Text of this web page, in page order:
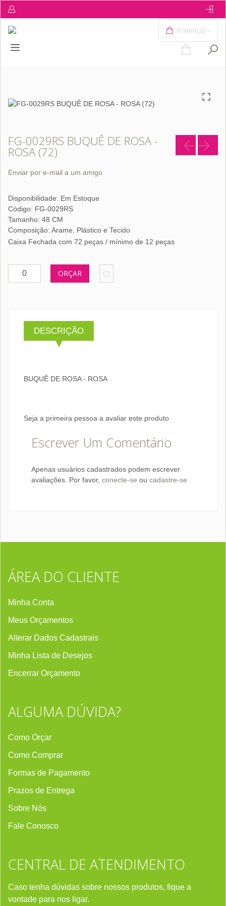
0 item(s) -
FG-0029RS BUQUÊ DE ROSA -
ROSA (72)
Enviar por e-mail a um amigo
Disponibilidade: Em Estoque
Código: FG-0029RS
Tamanho: 48 CM
Composição: Arame, Plástico e Tecido
Caixa Fechada com 72 peças / mínimo de 12 peças
ORÇAR
DESCRIÇÃO
BUQUÊ DE ROSA - ROSA
Seja a primeira pessoa a avaliar este produto
Escrever Um Comentário
Apenas usuários cadastrados podem escrever
avaliações. Por favor, conecte-se ou cadastre-se
ÁREA DO CLIENTE
Minha Conta
Meus Orçamentos
Alterar Dados Cadastrais
Minha Lista de Desejos
Encerrar Orçamento
ALGUMA DÚVIDA?
Como Orçar
Como Comprar
Formas de Pagamento
Prazos de Entrega
Sobre Nós
Fale Conosco
CENTRAL DE ATENDIMENTO
Caso tenha dúvidas sobre nossos produtos, fique a
vontade para nos ligar.